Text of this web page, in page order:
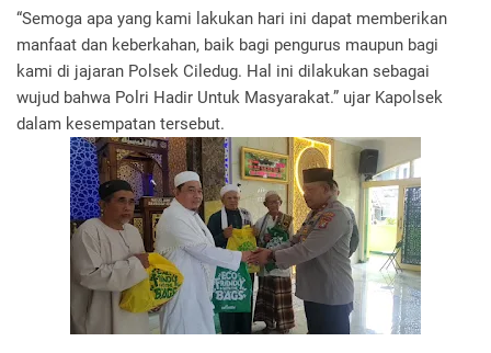
“Semoga apa yang kami lakukan hari ini dapat memberikan
manfaat dan keberkahan, baik bagi pengurus maupun bagi
kami di jajaran Polsek Ciledug. Hal ini dilakukan sebagai
wujud bahwa Polri Hadir Untuk Masyarakat.” ujar Kapolsek
dalam kesempatan tersebut.